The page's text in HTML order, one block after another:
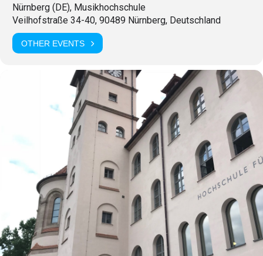
Nürnberg (DE), Musikhochschule
Veilhofstraße 34-40, 90489 Nürnberg, Deutschland
OTHER EVENTS